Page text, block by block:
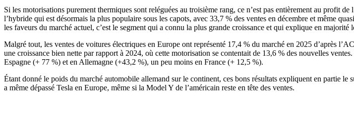
Si les motorisations purement thermiques sont reléguées au troisième rang, ce n’est pas entièrement au profit
l’hybride qui est désormais la plus populaire sous les capots, avec 33,7 % des ventes en décembre et même
les faveurs du marché actuel, c’est le segment qui a connu la plus grande croissance et qui explique en majorité
Malgré tout, les ventes de voitures électriques en Europe ont représenté 17,4 % du marché en 2025 d’après
une croissance bien nette par rapport à 2024, où cette motorisation se contentait de 13,6 % des nouvelles
Espagne (+ 77 %) et en Allemagne (+43,2 %), un peu moins en France (+ 12,5 %).
Étant donné le poids du marché automobile allemand sur le continent, ces bons résultats expliquent en partie
a même dépassé Tesla en Europe, même si la Model Y de l’américain reste en tête des ventes.